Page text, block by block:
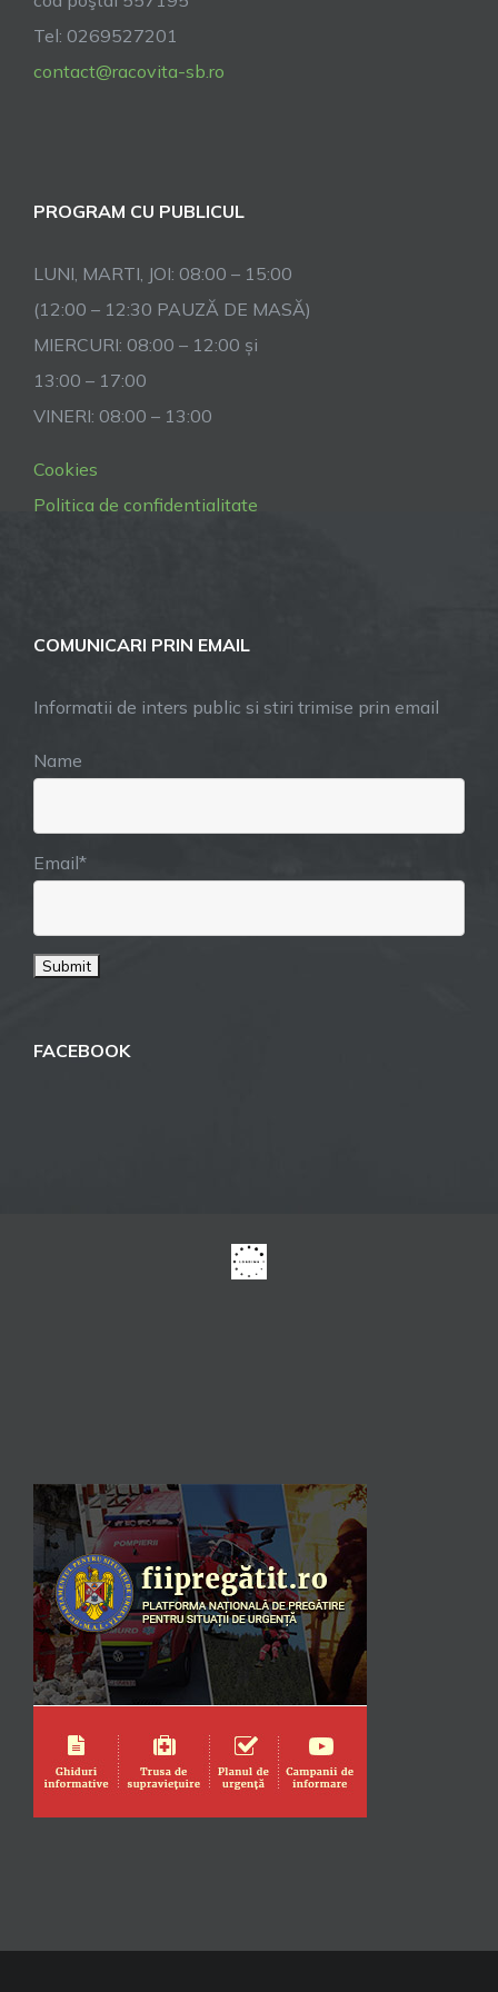
Tel: 0269527201
contact@racovita-sb.ro
PROGRAM CU PUBLICUL
LUNI, MARTI, JOI: 08:00 – 15:00
(12:00 – 12:30 PAUZĂ DE MASĂ)
MIERCURI: 08:00 – 12:00 și
13:00 – 17:00
VINERI: 08:00 – 13:00
Cookies
Politica de confidentialitate
COMUNICARI PRIN EMAIL
Informatii de inters public si stiri trimise prin email
Name
Email*
FACEBOOK